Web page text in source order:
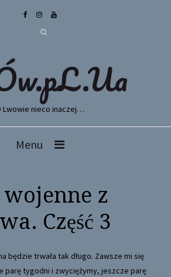
Lwowie nieco inaczej…
Menu
wojenne z
Część 3
będzie trwała tak długo. Zawsze mi się
parę tygodni i zwyciężymy, jeszcze parę